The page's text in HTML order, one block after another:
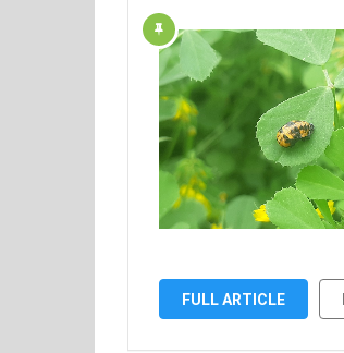
FULL ARTICLE